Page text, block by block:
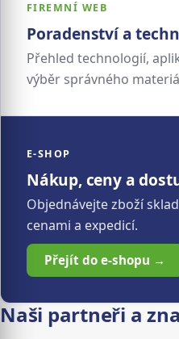
FIREMNÍ WEB
Poradenství a
Přehled technologií,
výběr správného
E-SHOP
Nákup, ceny a
Objednávejte zboží
cenami a expedicí.
Přejít do e-shopu →
Naši partneři a